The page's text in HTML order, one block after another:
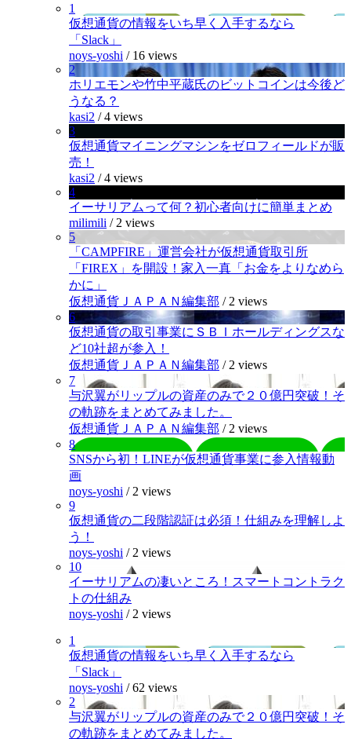
1
仮想通貨の情報をいち早く入手するなら
「Slack」
noys-yoshi / 16 views
2
ホリエモンや竹中平蔵氏のビットコインは今後ど
うなる？
kasi2 /4 views
3
仮想通貨マイニングマシンをゼロフィールドが販
売！
kasi2 /4 views
4
イーサリアムって何？初心者向けに簡単まとめ
milimili / 2 views
5
「CAMPFIRE」運営会社が仮想通貨取引所
「FIREX」を開設！家入一真「お金をよりなめら
かに」
仮想通貨ＪＡＰＡＮ編集部 / 2 views
6
仮想通貨の取引事業にＳＢＩホールディングスな
ど10社超が参入！
仮想通貨ＪＡＰＡＮ編集部 / 2 views
7
与沢翼がリップルの資産のみで２０億円突破！そ
の軌跡をまとめてみました。
仮想通貨ＪＡＰＡＮ編集部 / 2 views
8
SNSから初！LINEが仮想通貨事業に参入情報動
画
noys-yoshi / 2 views
9
仮想通貨の二段階認証は必須！仕組みを理解しよ
う！
noys-yoshi / 2 views
10
イーサリアムの凄いところ！スマートコントラク
トの仕組み
noys-yoshi / 2 views
1
仮想通貨の情報をいち早く入手するなら
「Slack」
noys-yoshi /62 views
2
与沢翼がリップルの資産のみで２０億円突破！そ
の軌跡をまとめてみました。